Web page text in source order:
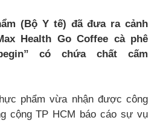
(Bộ Y tế) đã đưa ra cảnh
Health Go Coffee cà phê
có chứa chất cấm
phẩm vừa nhận được công
cộng TP HCM báo cáo sự vụ